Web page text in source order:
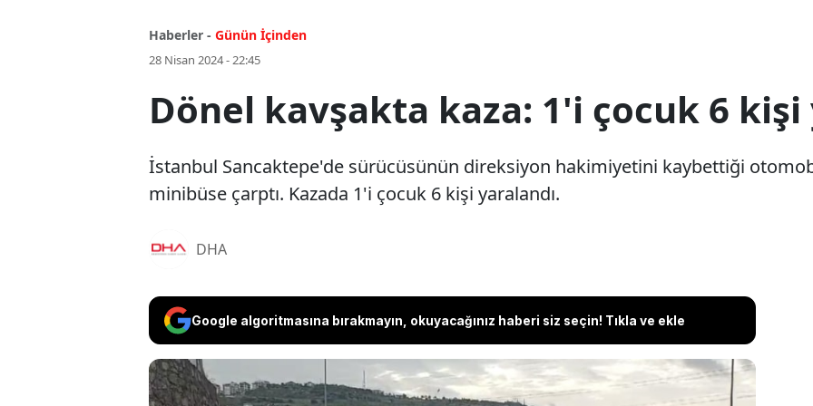
Haberler - Günün İçinden
28 Nisan 2024 - 22:45
Dönel kavşakta kaza: 1'i çocuk 6 kişi
İstanbul Sancaktepe'de sürücüsünün direksiyon hakimiyetini kaybettiği
minibüse çarptı. Kazada 1'i çocuk 6 kişi yaralandı.
DHA
Google algoritmasına bırakmayın, okuyacağınız haberi siz seçin! Tıkla ve ekle